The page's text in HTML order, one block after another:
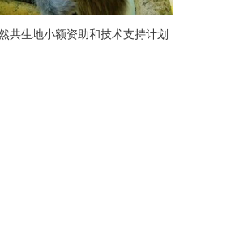
共生地小额资助和技术支持计划